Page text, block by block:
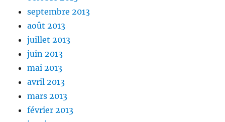
septembre 2013
août 2013
juillet 2013
juin 2013
mai 2013
avril 2013
mars 2013
février 2013